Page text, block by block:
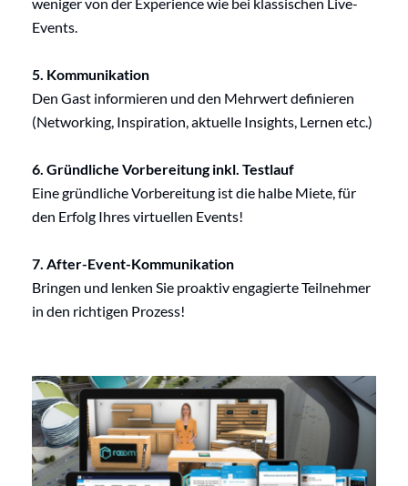
Events.
5. Kommunikation
Den Gast informieren und den Mehrwert definieren
(Networking, Inspiration, aktuelle Insights, Lernen etc.)
6. Gründliche Vorbereitung inkl. Testlauf
Eine gründliche Vorbereitung ist die halbe Miete, für
den Erfolg Ihres virtuellen Events!
7. After-Event-Kommunikation
Bringen und lenken Sie proaktiv engagierte Teilnehmer
in den richtigen Prozess!